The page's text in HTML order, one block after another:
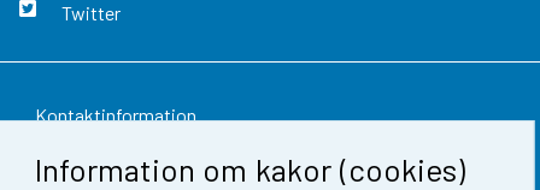
Information om kakor (cookies)
Twitter
Kontaktinformation
Respons